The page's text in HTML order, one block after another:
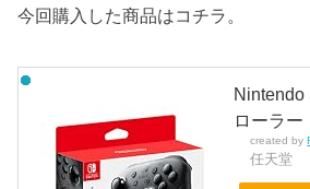
今回購入した商品はコチラ。
Nintendo
ローラー
created by
任天堂